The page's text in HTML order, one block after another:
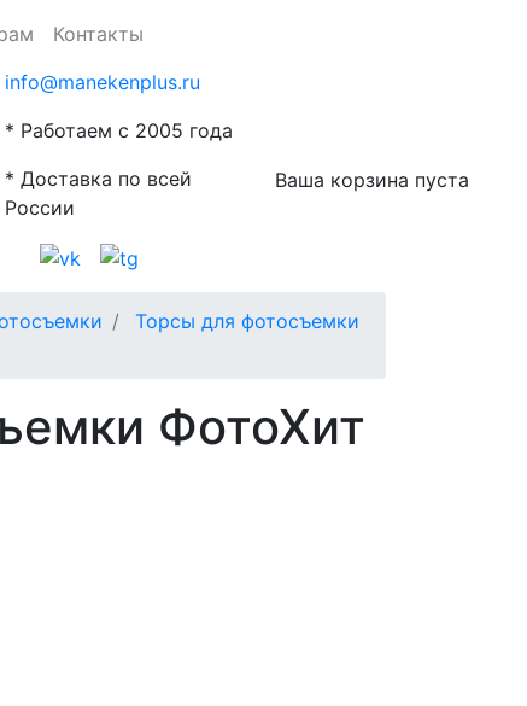
Контакты
info@manekenplus.ru
* Работаем с 2005 года
* Доставка по всей
России
Ваша корзина пуста
Торсы для фотосъемки
ФотоХит